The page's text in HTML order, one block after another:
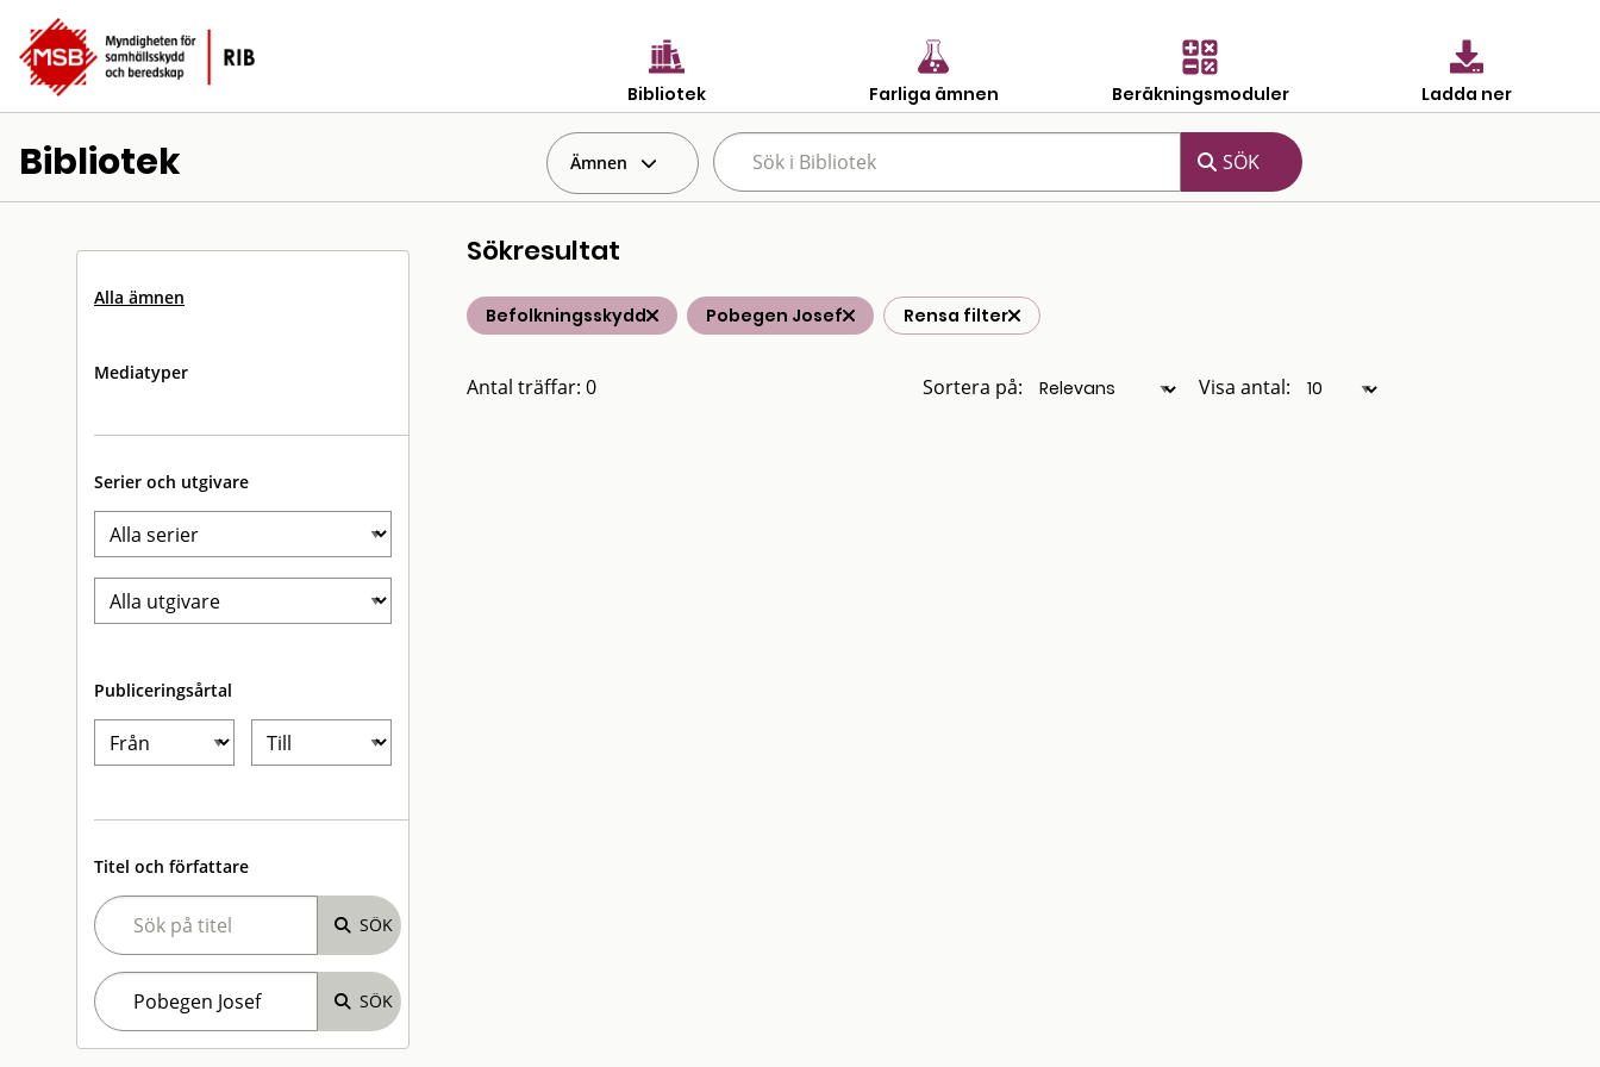
Bibliotek Farliga ämnen Beräkningsmoduler Ladda ner
Bibliotek Ämnen
Alla ämnen
Mediatyper
Serier och utgivare
Publiceringsårtal
Titel och författare
Sökresultat
Befolkningsskydd Pobegen Josef Rensa filter
Antal träffar: 0 Sortera på: Visa antal: